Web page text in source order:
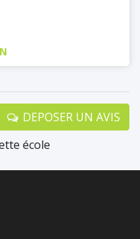
DEPOSER UN AVIS
école